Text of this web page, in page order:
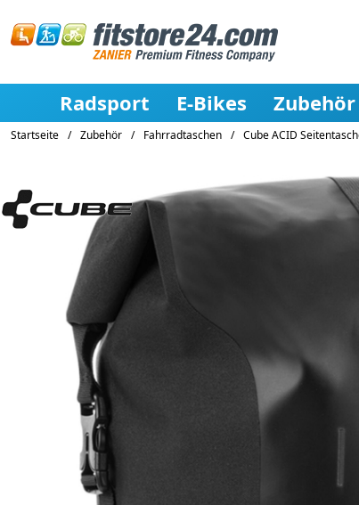
Radsport E-Bikes Zubehör
Startseite / Zubehör / Fahrradtaschen / Cube ACID